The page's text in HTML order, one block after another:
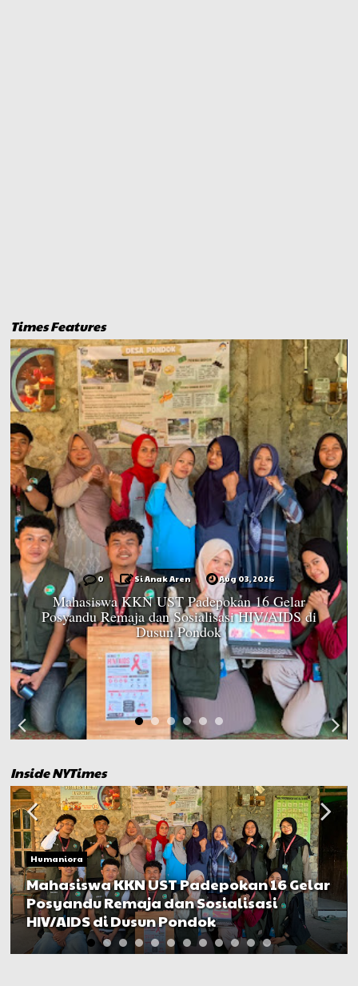
Times Features
0 Si Anak Aren Aug 03, 2026
Mahasiswa KKN UST Padepokan 16 Gelar
Posyandu Remaja dan Sosialisasi HIV/AIDS di
Dusun Pondok
Inside NYTimes
Humaniora
Mahasiswa KKN UST Padepokan 16 Gelar
Posyandu Remaja dan Sosialisasi
HIV/AIDS di Dusun Pondok